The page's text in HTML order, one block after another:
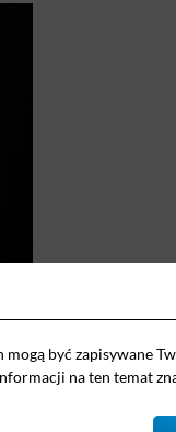
być zapisywane
na ten temat